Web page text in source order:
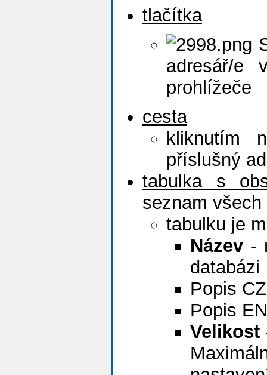
tlačítka
adresář/e
prohlížeče
cesta
kliknutím
příslušný
tabulka s
seznam
tabulku je
Název -
databázi
Popis
Popis
Velikost